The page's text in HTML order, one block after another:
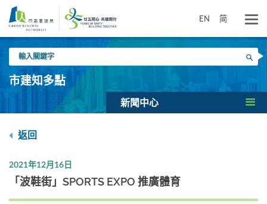
要
EN 简
入
關
鍵
搜尋
市建知多點
新聞中心
返回
2021年12月16日
「波鞋街」SPORTS EXPO 推廣體育